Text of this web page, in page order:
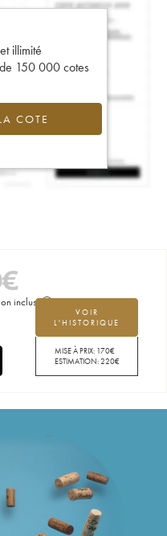
illimité
150 000 cotes
COTE
€
incluse
VOIR
L'HISTORIQUE
MISE À PRIX: 170€
ESTIMATION:220€